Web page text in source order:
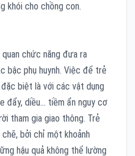
khói cho chồng con.
chức năng đưa ra
bậc phụ huynh. Việc để trẻ
biệt là với các vật dụng
đẩy, diều… tiềm ẩn nguy cơ
tham gia giao thông. Trẻ
bởi chỉ một khoảnh
hậu quả không thể lường